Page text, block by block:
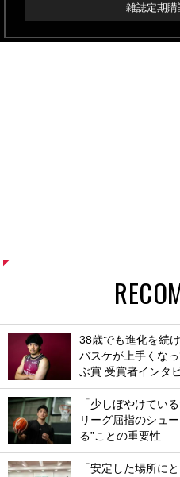
雑誌定期
38歳でも進化を続
バスケが上手くな
ぶ賞 受賞者インタ
「少しぼやけてい
リーグ屈指のシュ
る”ことの重要性
「安定した場所に